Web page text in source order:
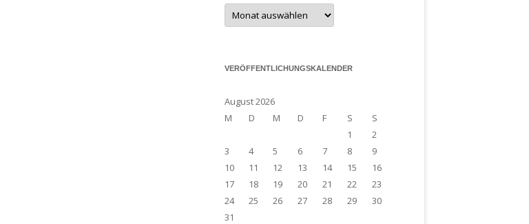
Unser
Archiv
VERÖFFENTLICHUNGSKALENDER
August 2026
M
D M D F S
S
1
2
3
4 5 6 7 8
9
10
11 12 13 14 15
16
17
18 19 20 21 22
23
24
25 26 27 28 29
30
31